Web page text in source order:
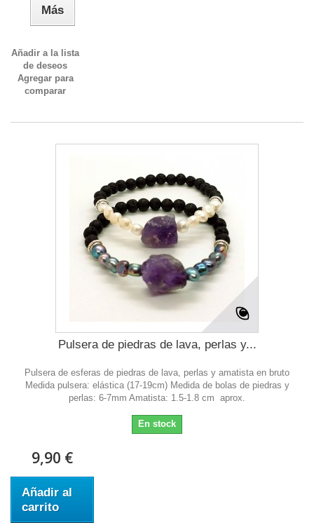
Más
Añadir a la lista
de deseos
Agregar para
comparar
Pulsera de piedras de lava, perlas y...
Pulsera de esferas de piedras de lava, perlas y amatista en bruto
Medida pulsera: elástica (17-19cm) Medida de bolas de piedras y
perlas: 6-7mm Amatista: 1.5-1.8 cm aprox.
En stock
9,90 €
Añadir al
carrito